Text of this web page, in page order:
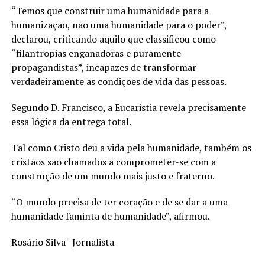
“Temos que construir uma humanidade para a
humanização, não uma humanidade para o poder”,
declarou, criticando aquilo que classificou como
“filantropias enganadoras e puramente
propagandistas”, incapazes de transformar
verdadeiramente as condições de vida das pessoas.
Segundo D. Francisco, a Eucaristia revela precisamente
essa lógica da entrega total.
Tal como Cristo deu a vida pela humanidade, também os
cristãos são chamados a comprometer-se com a
construção de um mundo mais justo e fraterno.
“O mundo precisa de ter coração e de se dar a uma
humanidade faminta de humanidade”, afirmou.
Rosário Silva | Jornalista